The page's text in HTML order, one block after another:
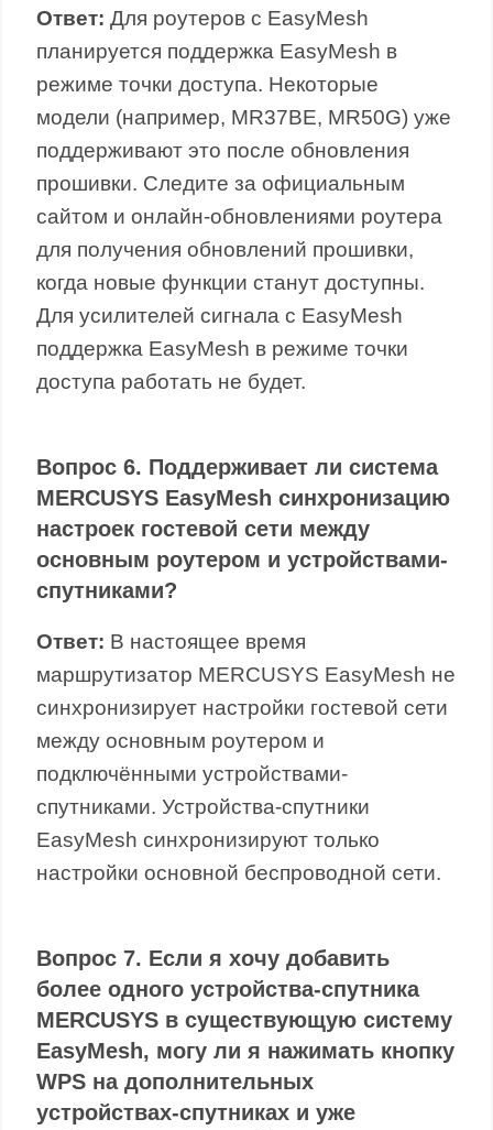
Ответ: Для роутеров с EasyMesh
планируется поддержка EasyMesh в
режиме точки доступа. Некоторые
модели (например, MR37BE, MR50G) уже
поддерживают это после обновления
прошивки. Следите за официальным
сайтом и онлайн-обновлениями роутера
для получения обновлений прошивки,
когда новые функции станут доступны.
Для усилителей сигнала с EasyMesh
поддержка EasyMesh в режиме точки
доступа работать не будет.
Вопрос 6. Поддерживает ли система
MERCUSYS EasyMesh синхронизацию
настроек гостевой сети между
основным роутером и устройствами-
спутниками?
Ответ: В настоящее время
маршрутизатор MERCUSYS EasyMesh не
синхронизирует настройки гостевой сети
между основным роутером и
подключёнными устройствами-
спутниками. Устройства-спутники
EasyMesh синхронизируют только
настройки основной беспроводной сети.
Вопрос 7. Если я хочу добавить
более одного устройства-спутника
MERCUSYS в существующую систему
EasyMesh, могу ли я нажимать кнопку
WPS на дополнительных
устройствах-спутниках и уже